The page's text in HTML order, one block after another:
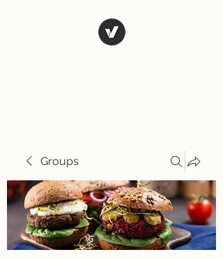
Groups